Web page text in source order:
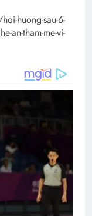
huong-sau-6-
an-tham-me-vi-